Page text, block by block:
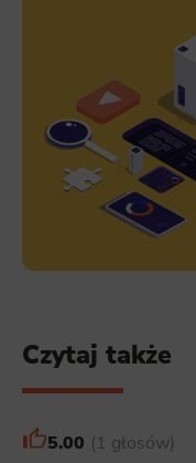
Czytaj także
5.00 1 głosów